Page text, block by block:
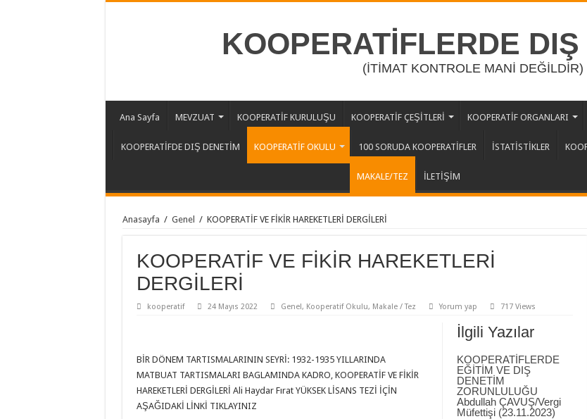
KOOPERATİFLERDE
(İTİMAT KONTROLE MANİ DEĞİLDİR)
Ana Sayfa MEVZUAT KOOPERATİF KURULUŞU KOOPERATİF ÇEŞİTLERİ KOOPERATİF ORGANLARI
KOOPERATİFDE DIŞ DENETİM KOOPERATİF OKULU 100 SORUDA KOOPERATİFLER İSTATİSTİKLER
MAKALE/TEZ İLETİŞİM
Anasayfa / Genel / KOOPERATİF VE FİKİR HAREKETLERİ DERGİLERİ
KOOPERATİF VE FİKİR HAREKETLERİ
DERGİLERİ
kooperatif 24 Mayıs 2022 Genel, Kooperatif Okulu, Makale / Tez Yorum yap 717 Views
İlgili Yazılar
KOOPERATİFLERDE
EĞİTİM VE DIŞ
DENETİM
ZORUNLULUĞU
Abdullah ÇAVUŞ/Vergi
Müfettişi (23.11.2023)
BİR DÖNEM TARTISMALARININ SEYRİ: 1932-1935 YILLARINDA
MATBUAT TARTISMALARI BAGLAMINDA KADRO, KOOPERATİF VE FİKİR
HAREKETLERİ DERGİLERİ Ali Haydar Fırat YÜKSEK LİSANS TEZİ İÇİN
AŞAĞIDAKİ LİNKİ TIKLAYINIZ